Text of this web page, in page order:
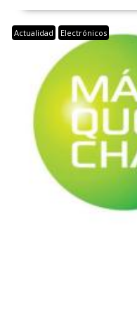
Actualidad Electrónicos